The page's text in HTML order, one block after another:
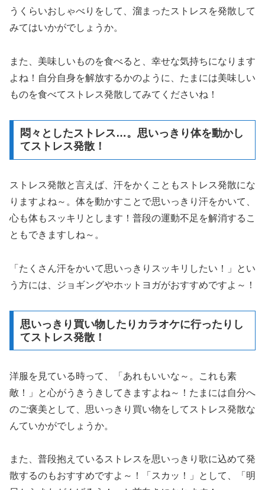
うくらいおしゃべりをして、溜まったストレスを発散して
みてはいかがでしょうか。
また、美味しいものを食べると、幸せな気持ちになります
よね！自分自身を解放するかのように、たまには美味しい
ものを食べてストレス発散してみてくださいね！
悶々としたストレス…。思いっきり体を動かし
てストレス発散！
ストレス発散と言えば、汗をかくこともストレス発散にな
りますよね～。体を動かすことで思いっきり汗をかいて、
心も体もスッキリとします！普段の運動不足を解消するこ
ともできますしね～。
「たくさん汗をかいて思いっきりスッキリしたい！」とい
う方には、ジョギングやホットヨガがおすすめですよ～！
思いっきり買い物したりカラオケに行ったりし
てストレス発散！
洋服を見ている時って、「あれもいいな～。これも素
敵！」と心がうきうきしてきますよね～！たまには自分へ
のご褒美として、思いっきり買い物をしてストレス発散な
んていかがでしょうか。
また、普段抱えているストレスを思いっきり歌に込めて発
散するのもおすすめですよ～！「スカッ！」として、「明